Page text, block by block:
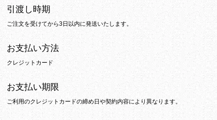
引渡し時期
ご注文を受けてから3日以内に発送いたします。
お支払い方法
クレジットカード
お支払い期限
ご利用のクレジットカードの締め日や契約内容により異なります。